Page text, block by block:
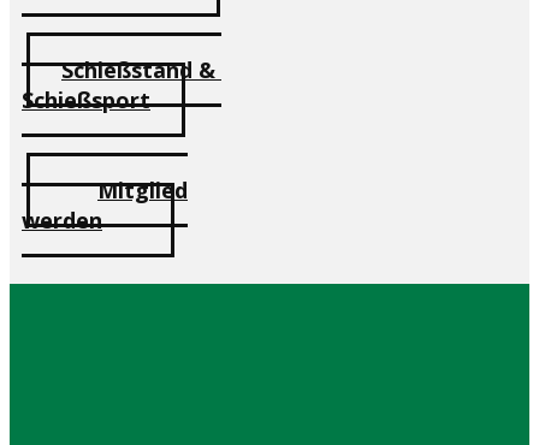
Schießstand &
Schießsport
Mitglied
werden